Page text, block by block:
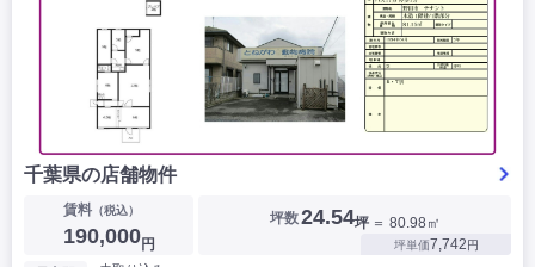
千葉県の店舗物件
賃料（税込）
190,000円
坪数24.54坪 ＝ 80.98㎡
坪単価7,742円